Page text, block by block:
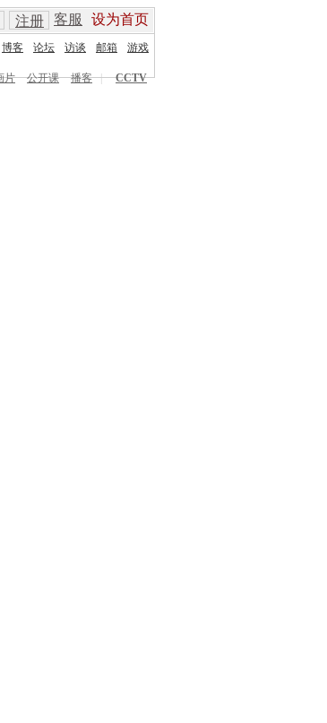
客服 设为首页
注册
博客 论坛 访谈 邮箱 游戏
片 公开课 播客 |
CCTV